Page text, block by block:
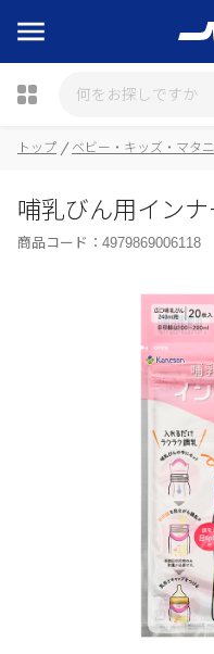
トップ ベビー・キッズ・マタ
哺乳びん用イン
商品コード： 4979869006118